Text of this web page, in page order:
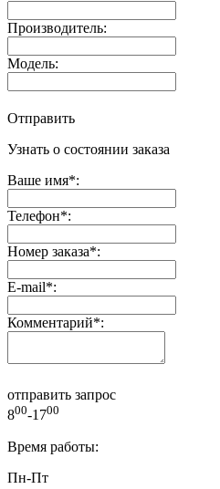
Производитель:
Модель:
Отправить
Узнать о состоянии заказа
Ваше имя*:
Телефон*:
Номер заказа*:
E-mail*:
Комментарий*:
отправить запрос
800-1700
Время работы:
Пн-Пт